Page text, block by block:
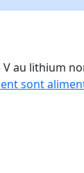
lithium
sont